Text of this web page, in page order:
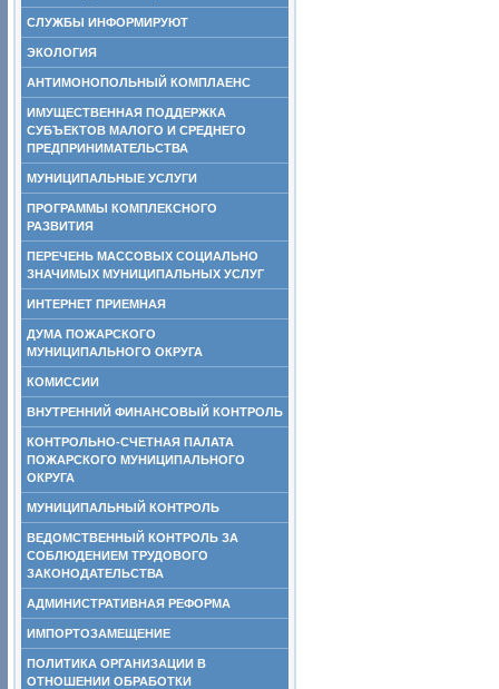
СЛУЖБЫ ИНФОРМИРУЮТ
ЭКОЛОГИЯ
АНТИМОНОПОЛЬНЫЙ КОМПЛАЕНС
ИМУЩЕСТВЕННАЯ ПОДДЕРЖКА
СУБЪЕКТОВ МАЛОГО И СРЕДНЕГО
ПРЕДПРИНИМАТЕЛЬСТВА
МУНИЦИПАЛЬНЫЕ УСЛУГИ
ПРОГРАММЫ КОМПЛЕКСНОГО
РАЗВИТИЯ
ПЕРЕЧЕНЬ МАССОВЫХ СОЦИАЛЬНО
ЗНАЧИМЫХ МУНИЦИПАЛЬНЫХ УСЛУГ
ИНТЕРНЕТ ПРИЕМНАЯ
ДУМА ПОЖАРСКОГО
МУНИЦИПАЛЬНОГО ОКРУГА
КОМИССИИ
ВНУТРЕННИЙ ФИНАНСОВЫЙ КОНТРОЛЬ
КОНТРОЛЬНО-СЧЕТНАЯ ПАЛАТА
ПОЖАРСКОГО МУНИЦИПАЛЬНОГО
ОКРУГА
МУНИЦИПАЛЬНЫЙ КОНТРОЛЬ
ВЕДОМСТВЕННЫЙ КОНТРОЛЬ ЗА
СОБЛЮДЕНИЕМ ТРУДОВОГО
ЗАКОНОДАТЕЛЬСТВА
АДМИНИСТРАТИВНАЯ РЕФОРМА
ИМПОРТОЗАМЕЩЕНИЕ
ПОЛИТИКА ОРГАНИЗАЦИИ В
ОТНОШЕНИИ ОБРАБОТКИ